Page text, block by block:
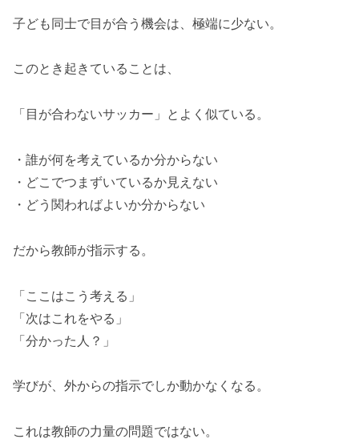
子ども同士で目が合う機会は、極端に少ない。
このとき起きていることは、
「目が合わないサッカー」とよく似ている。
・誰が何を考えているか分からない
・どこでつまずいているか見えない
・どう関わればよいか分からない
だから教師が指示する。
「ここはこう考える」
「次はこれをやる」
「分かった人？」
学びが、外からの指示でしか動かなくなる。
これは教師の力量の問題ではない。